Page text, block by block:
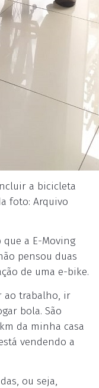
a bicicleta
foto: Arquivo
a E-Moving
pensou duas
de uma e-bike.
ao trabalho, ir
bola. São
da minha casa
vendendo a
ou seja,